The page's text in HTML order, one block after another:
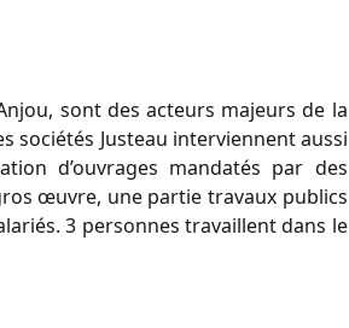
sont des acteurs majeurs de la
sociétés Justeau interviennent aussi
d’ouvrages mandatés par des
œuvre, une partie travaux publics
3 personnes travaillent dans le